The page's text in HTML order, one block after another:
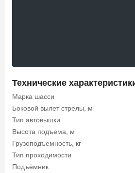
Технические
Марка шасси
Боковой вылет стрелы, м
Тип автовышки
Высота подъема, м
Грузоподъемность, кг
Тип проходимости
Подъёмник